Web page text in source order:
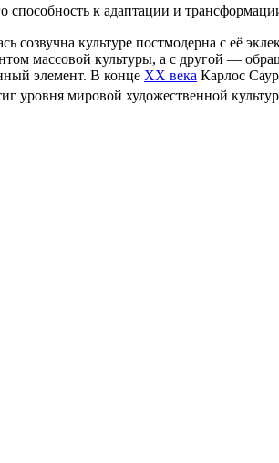
способность к адаптации и
созвучна культуре постмодерна с её
массовой культуры, а с другой —
элемент. В конце XX века Карлос
уровня мировой художественной